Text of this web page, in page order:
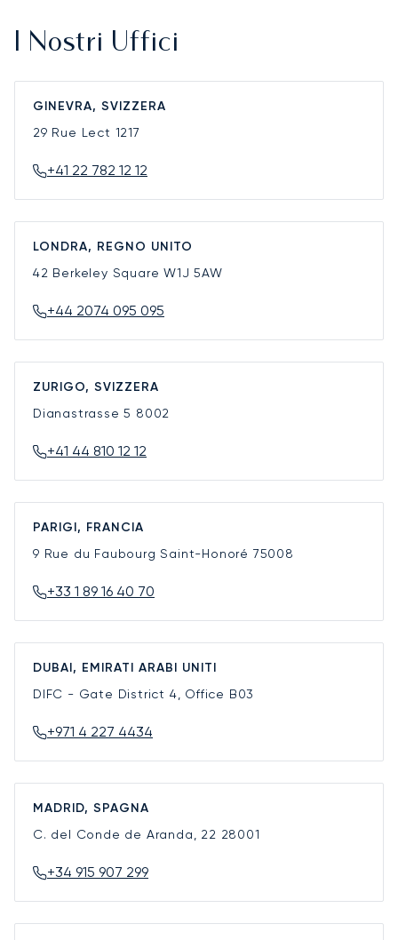
I Nostri Uffici
GINEVRA, SVIZZERA
29 Rue Lect 1217
+41 22 782 12 12
LONDRA, REGNO UNITO
42 Berkeley SquareW1J 5AW
+44 2074 095 095
ZURIGO, SVIZZERA
Dianastrasse 5 8002
+41 44 810 12 12
PARIGI, FRANCIA
9 Rue du Faubourg Saint-Honoré 75008
+33 1 89 16 40 70
DUBAI, EMIRATI ARABI UNITI
DIFC - Gate District 4, Office B03
+971 4 227 4434
MADRID, SPAGNA
C. del Conde de Aranda, 22 28001
+34 915 907 299